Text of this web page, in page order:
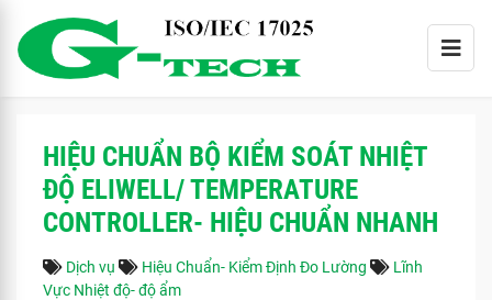
HIỆU CHUẨN BỘ KIỂM SOÁT NHIỆT
ĐỘ ELIWELL/ TEMPERATURE
CONTROLLER- HIỆU CHUẨN NHANH
Dịch vụ Hiệu Chuẩn- Kiểm Định Đo Lường
Lĩnh
Vực Nhiệt độ- độ ẩm